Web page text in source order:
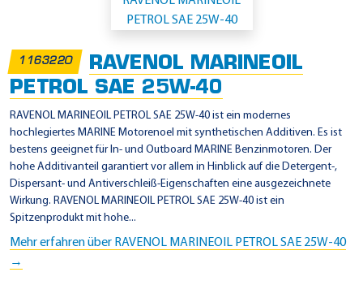
1163220
RAVENOL MARINEOIL
PETROL SAE 25W-40
RAVENOL MARINEOIL PETROL SAE 25W-40 ist ein modernes
hochlegiertes MARINE Motorenoel mit synthetischen Additiven. Es ist
bestens geeignet für In- und Outboard MARINE Benzinmotoren. Der
hohe Additivanteil garantiert vor allem in Hinblick auf die Detergent-,
Dispersant- und Antiverschleiß-Eigenschaften eine ausgezeichnete
Wirkung. RAVENOL MARINEOIL PETROL SAE 25W-40 ist ein
Spitzenprodukt mit hohe...
Mehr erfahren über RAVENOL MARINEOIL PETROL SAE 25W-40
→